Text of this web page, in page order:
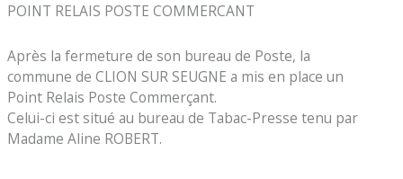
POINT RELAIS POSTE COMMERCANT
Après la fermeture de son bureau de Poste, la
commune de CLION SUR SEUGNE a mis en place un
Point Relais Poste Commerçant.
Celui-ci est situé au bureau de Tabac-Presse tenu par
Madame Aline ROBERT.